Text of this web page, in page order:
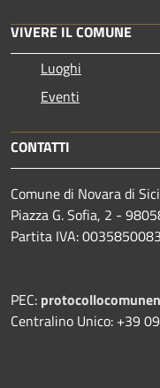
VIVERE IL COMUNE
Luoghi
Eventi
CONTATTI
Comune di Novara di
Piazza G. Sofia, 2 -
Partita IVA:
PEC:
Centralino Unico: +39